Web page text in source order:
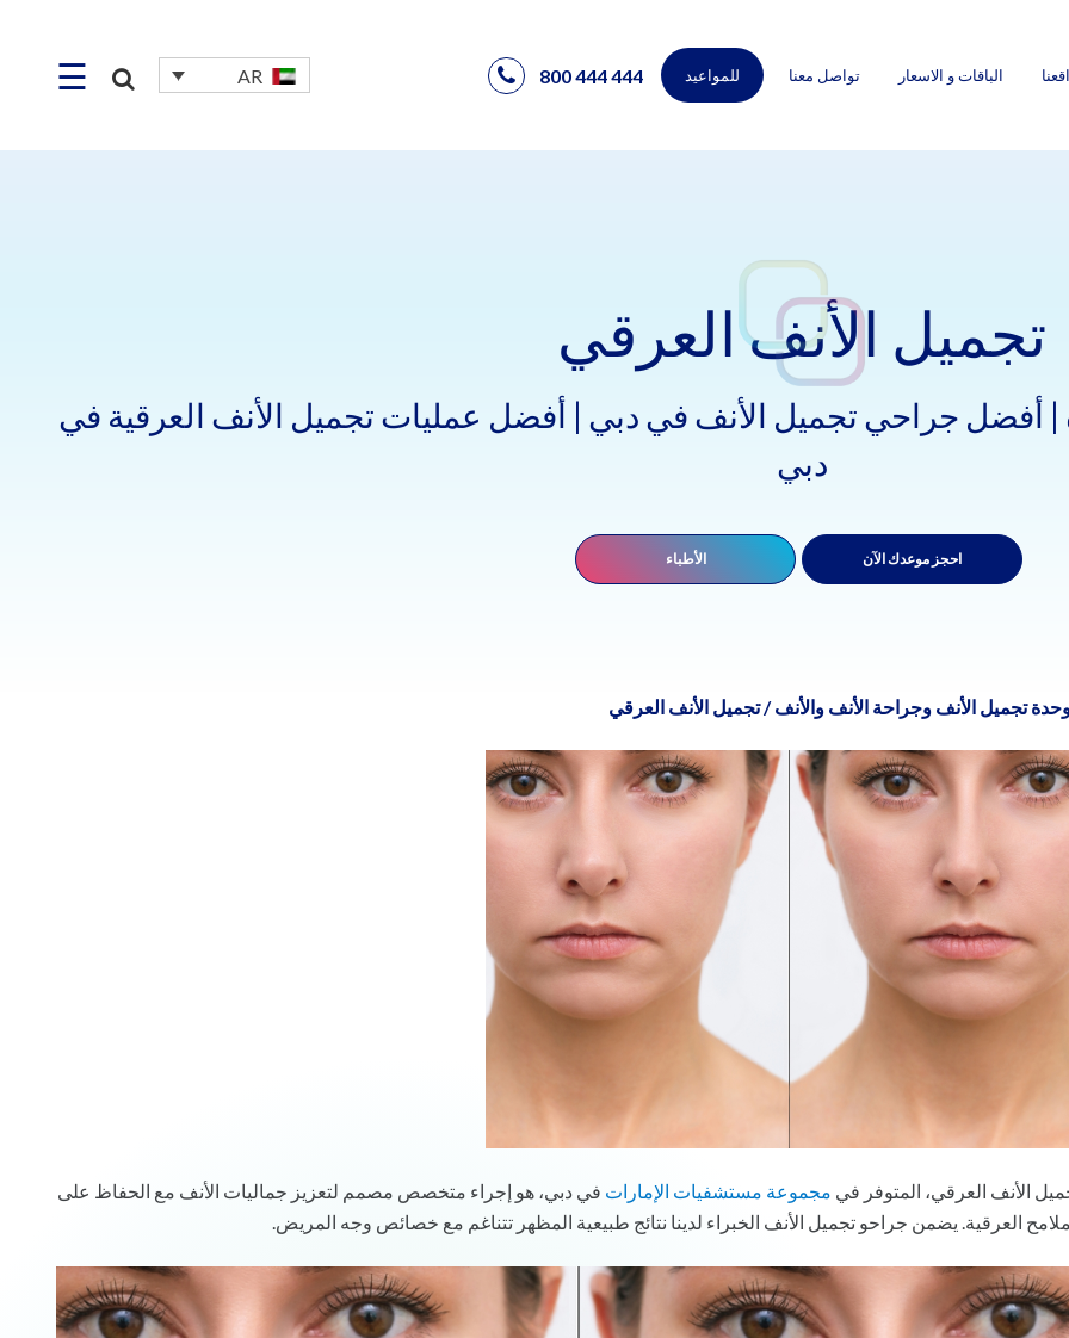
الباقات و الاسعار تواصل معنا للمواعيد 800 444 444
AR
☰
تجميل الأنف العرقي
| أفضل جراحي تجميل الأنف في دبي | أفضل عمليات تجميل الأنف العرقية في
دبي
احجز موعدك الآن الأطباء
تجميل الأنف وجراحة الأنف والأنف /تجميل الأنف العرقي
الأنف العرقي، المتوفر في مجموعة مستشفيات الإمارات في دبي، هو إجراء متخصص مصمم لتعزيز جماليات الأنف مع الحفاظ على
العرقية. يضمن جراحو تجميل الأنف الخبراء لدينا نتائج طبيعية المظهر تتناغم مع خصائص وجه المريض.